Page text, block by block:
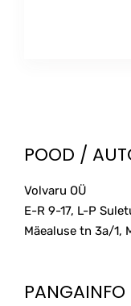
POOD /
Volvaru OÜ
E-R 9-17, L-P
Mäealuse tn 3a/1,
PANGAINFO